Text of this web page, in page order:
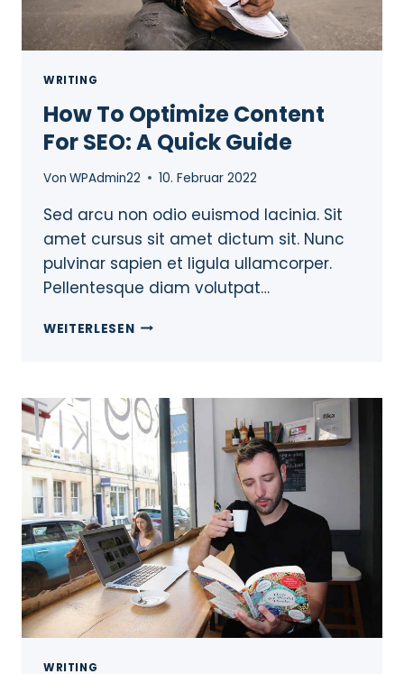
WRITING
How To Optimize Content
For SEO: A Quick Guide
Von WPAdmin22 10. Februar 2022
Sed arcu non odio euismod lacinia. Sit
amet cursus sit amet dictum sit. Nunc
pulvinar sapien et ligula ullamcorper.
Pellentesque diam volutpat…
WEITERLESEN
WRITING